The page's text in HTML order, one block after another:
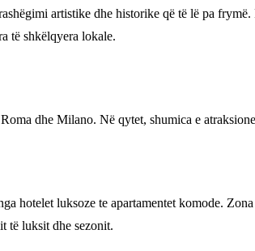
artistike dhe historike që të lë pa
të shkëlqyera lokale.
dhe Milano. Në qytet, shumica e
hotelet luksoze te apartamentet komode.
të luksit dhe sezonit.